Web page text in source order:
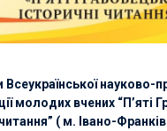
Всеукраїнської науково-
молодих вчених “П’яті
( м. Івано-